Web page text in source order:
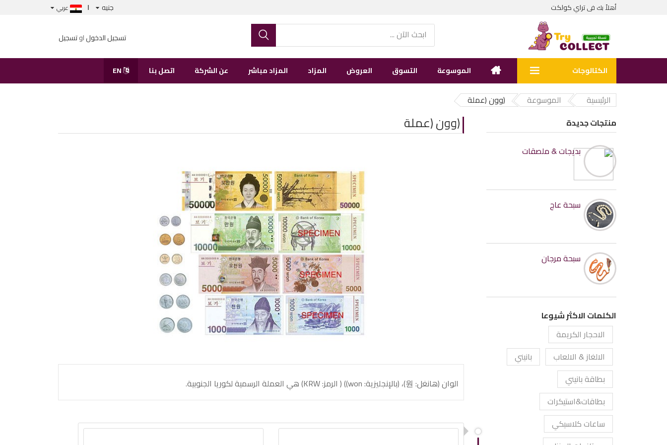
أهلاً بك فىتراي كولكت جنيه عربي
تسجيل الدخولاوتسجيل
الكتالوجات الموسوعة التسوق العروض المزاد المزاد مباشر عن الشركة اتصل بنا
الرئيسية الموسوعة
(وون (عملة
منتجات جديدة
بديجات & ملصقات
سبحة عاج
سبحة مرجان
الكلمات الاكثر شيوعا
الاحجار الكريمة
الالغاز & الالعاب
بانيني
بطاقة بانيني
بطاقات&استيكرات
ساعات كلاسيكي
(وون (عملة
الوان (هانغل: 원)، (بالإنجليزية: won)) ( الرمز: KRW) هي العملة الرسمية لكوريا الجنوبية.